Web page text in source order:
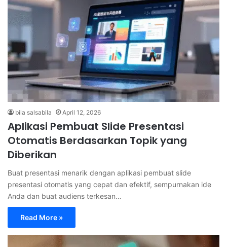
bila salsabila April 12, 2026
Aplikasi Pembuat Slide Presentasi
Otomatis Berdasarkan Topik yang
Diberikan
Buat presentasi menarik dengan aplikasi pembuat slide
presentasi otomatis yang cepat dan efektif, sempurnakan ide
Anda dan buat audiens terkesan…
Read More »